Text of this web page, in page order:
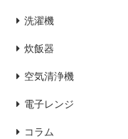
洗濯機
炊飯器
空気清浄機
電子レンジ
コラム